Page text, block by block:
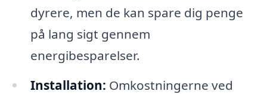
dyrere, men de kan spare dig penge
på lang sigt gennem
energibesparelser.
Installation: Omkostningerne ved